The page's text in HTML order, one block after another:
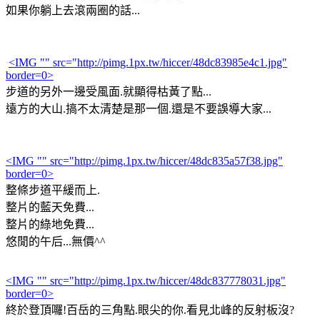
如果你躺上去滾兩圈的話...
<IMG "" src="http://pimg.1px.tw/hiccer/48dc83985e4c1.jpg"
border=0>
步道的另外一邊受風面.就顯得枯黃了點...
遠方的大山.搞不太清楚是那一個.還是不要誤導大家...
<IMG "" src="http://pimg.1px.tw/hiccer/48dc835a57f38.jpg"
border=0>
整條步道平緩而上.
整片的藍天免費...
整片的綠地免費...
悠閒的午后...無價^^
<IMG "" src="http://pimg.1px.tw/hiccer/48dc837778031.jpg"
border=0>
終於登頂囉!百岳的三角點.眼尖的你.看見北峰的反射板沒?